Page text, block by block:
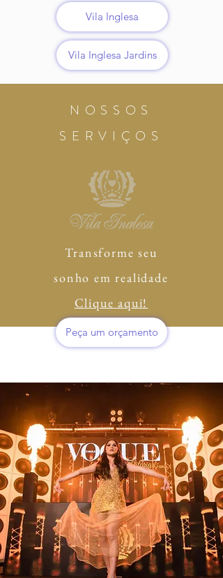
Vila Inglesa
Vila Inglesa Jardins
NOSSOS
SERVIÇOS
Transforme seu
sonho em realidade
Clique aqui!
Peça um orçamento